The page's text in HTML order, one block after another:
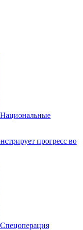
Национальные
прогресс во
Спецоперация